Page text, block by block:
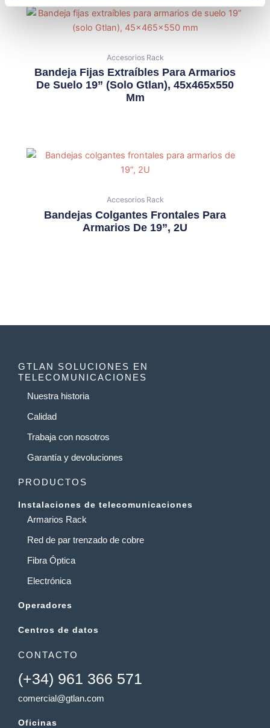
Accesorios Rack
Bandeja Fijas Extraíbles Para Armarios
De Suelo 19” (solo Gtlan), 45x465x550
Mm
Accesorios Rack
Bandejas Colgantes Frontales Para
Armarios De 19”, 2U
GTLAN SOLUCIONES EN
TELECOMUNICACIONES
Nuestra historia
Calidad
Trabaja con nosotros
Garantía y devoluciones
PRODUCTOS
Instalaciones de telecomunicaciones
Armarios Rack
Red de par trenzado de cobre
Fibra Óptica
Electrónica
Operadores
Centros de datos
CONTACTO
(+34) 961 366 571
comercial@gtlan.com
Oficinas